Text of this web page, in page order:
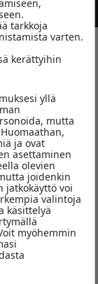
tarkkoja
varten.
kerättyihin
yllä
mutta
ja ovat
asettaminen
olevien
joidenkin
jatkokäyttö voi
valintoja
käsittelyä
myöhemmin